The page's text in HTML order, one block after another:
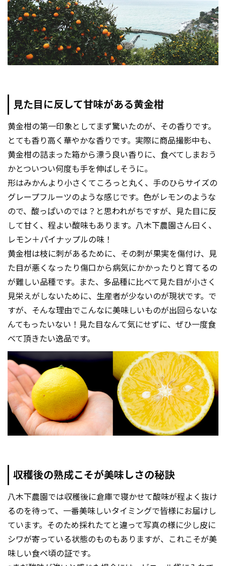
見た目に反して甘味がある黄金柑
黄金柑の第一印象としてまず驚いたのが、その香りです。
とても香り高く華やかな香りです。実際に商品撮影中も、
黄金柑の詰まった箱から漂う良い香りに、食べてしまおう
かとついつい何度も手を伸ばしそうに。
形はみかんより小さくてころっと丸く、手のひらサイズの
グレープフルーツのような感じです。色がレモンのような
ので、酸っぱいのでは？と思われがちですが、見た目に反
して甘く、程よい酸味もあります。八木下農園さん曰く、
レモン＋パイナップルの味！
黄金柑は枝に刺があるために、その刺が果実を傷付け、見
た目が悪くなったり傷口から病気にかかったりと育てるの
が難しい品種です。また、多品種に比べて見た目が小さく
見栄えがしないために、生産者が少ないのが現状です。で
すが、そんな理由でこんなに美味しいものが出回らないな
んてもったいない！見た目なんて気にせずに、ぜひ一度食
べて頂きたい逸品です。
収穫後の熟成こそが美味しさの秘訣
八木下農園では収穫後に倉庫で寝かせて酸味が程よく抜け
るのを待って、一番美味しいタイミングで皆様にお届けし
ています。そのため採れたてと違って写真の様に少し皮に
シワが寄っている状態のものもありますが、これこそが美
味しい食べ頃の証です。